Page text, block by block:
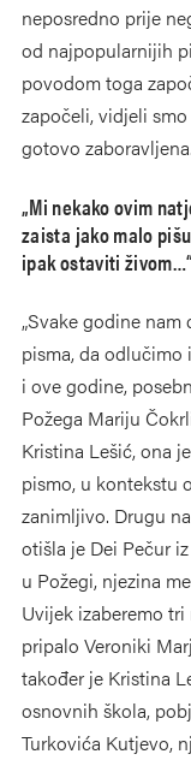
neposredno prije
od najpopularnijih
povodom toga
započeli, vidjeli
gotovo
„Mi nekako ovim
zaista jako malo
ipak ostaviti živom…“
„Svake godine
pisma, da
i ove godine,
Požega Mariju
Kristina Lešić, ona
pismo, u kontekstu
zanimljivo. Drugu
otišla je Dei Pečur
u Požegi, njezina
Uvijek izaberemo
pripalo Veroniki
također je Kristina
osnovnih škola,
Turkovića Kutjevo,